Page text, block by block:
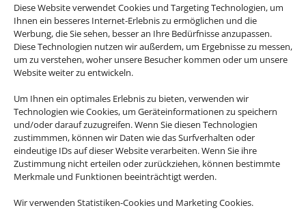
Diese Website verwendet Cookies und Targeting Technologien, um
Ihnen ein besseres Internet-Erlebnis zu ermöglichen und die
Werbung, die Sie sehen, besser an Ihre Bedürfnisse anzupassen.
Diese Technologien nutzen wir außerdem, um Ergebnisse zu messen,
um zu verstehen, woher unsere Besucher kommen oder um unsere
Website weiter zu entwickeln.
Um Ihnen ein optimales Erlebnis zu bieten, verwenden wir
Technologien wie Cookies, um Geräteinformationen zu speichern
und/oder darauf zuzugreifen. Wenn Sie diesen Technologien
zustimmmen, können wir Daten wie das Surfverhalten oder
eindeutige IDs auf dieser Website verarbeiten. Wenn Sie ihre
Zustimmung nicht erteilen oder zurückziehen, können bestimmte
Merkmale und Funktionen beeinträchtigt werden.
Wir verwenden Statistiken-Cookies und Marketing Cookies.